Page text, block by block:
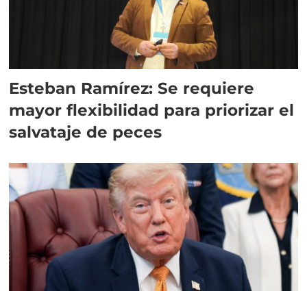
Esteban Ramírez: Se requiere
mayor flexibilidad para priorizar el
salvataje de peces